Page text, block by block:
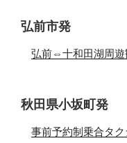
弘前市発
弘前⇔十和田湖周遊
秋田県小坂町発
事前予約制乗合タク